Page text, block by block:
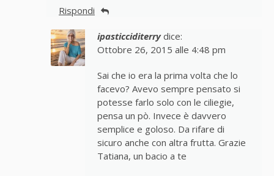
Rispondi
ipasticciditerry dice:
Ottobre 26, 2015 alle 4:48 pm
Sai che io era la prima volta che lo
facevo? Avevo sempre pensato si
potesse farlo solo con le ciliegie,
pensa un pò. Invece è davvero
semplice e goloso. Da rifare di
sicuro anche con altra frutta. Grazie
Tatiana, un bacio a te